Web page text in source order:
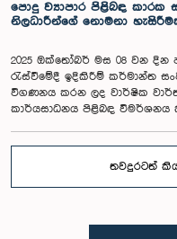
පොදු ව්‍යාපාර පිළිබඳ කාරක
නිලධාරීන්ගේ නොමනා
2025 ඔක්තෝබර් මස 08 වන දින
රැස්වීමේදී ඉදිකිරීම් කර්මාන්ත
විගණනය කරන ලද වාර්ෂික
කාර්යසාධනය පිළිබඳ විමර්ශනය
නිලධාරීන් විසින් තම ඇඳුම්
නිර්නායකයන්ගෙන් බැහැරව, එකී
තවද, ඉහත කී නිලධාරීන්
තවදුරටත්